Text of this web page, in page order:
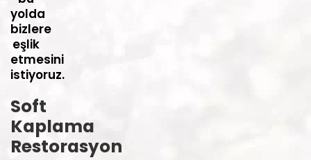
yolda
bizlere
eşlik
etmesini
istiyoruz.
Soft
Kaplama
Restorasyon